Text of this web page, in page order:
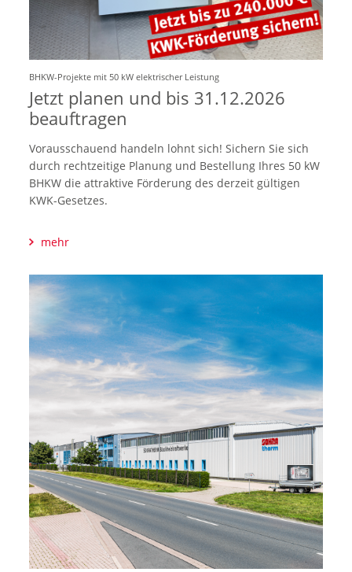
BHKW-Projekte mit 50 kW elektrischer Leistung
Jetzt planen und bis 31.12.2026
beauftragen
Vorausschauend handeln lohnt sich! Sichern Sie sich
durch rechtzeitige Planung und Bestellung Ihres 50 kW
BHKW die attraktive Förderung des derzeit gültigen
KWK-Gesetzes.
mehr